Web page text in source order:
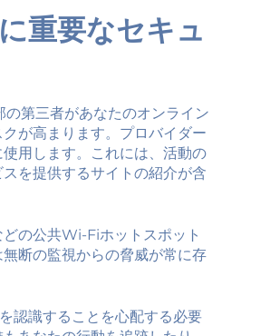
重要なセキュ
第三者があなたのオンライン
が高まります。プロバイダー
用します。これには、活動の
を提供するサイトの紹介が含
の公共Wi-Fiホットスポット
断の監視からの脅威が常に存
認識することを心配する必要